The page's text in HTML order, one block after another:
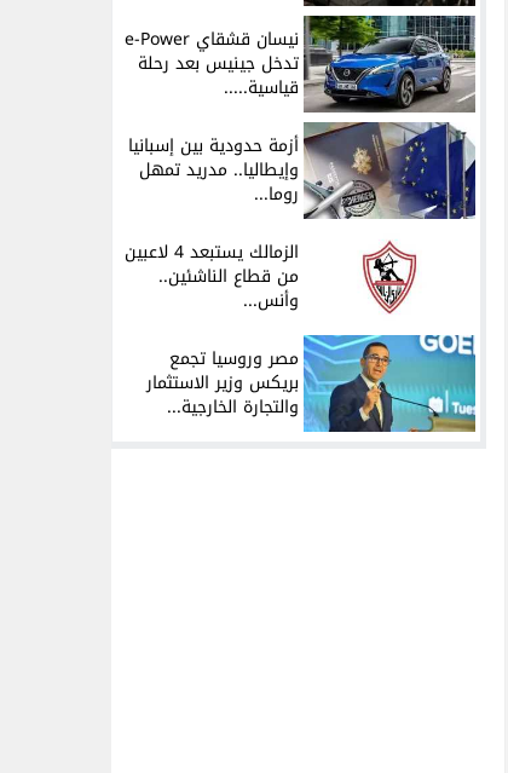
نيسان قشقاي e-Power
تدخل جينيس بعد رحلة
قياسية.....
أزمة حدودية بين إسبانيا
وإيطاليا.. مدريد تمهل
روما...
الزمالك يستبعد 4 لاعبين
من قطاع الناشئين..
وأنس...
مصر وروسيا تجمع
بريكس وزير الاستثمار
والتجارة الخارجية...